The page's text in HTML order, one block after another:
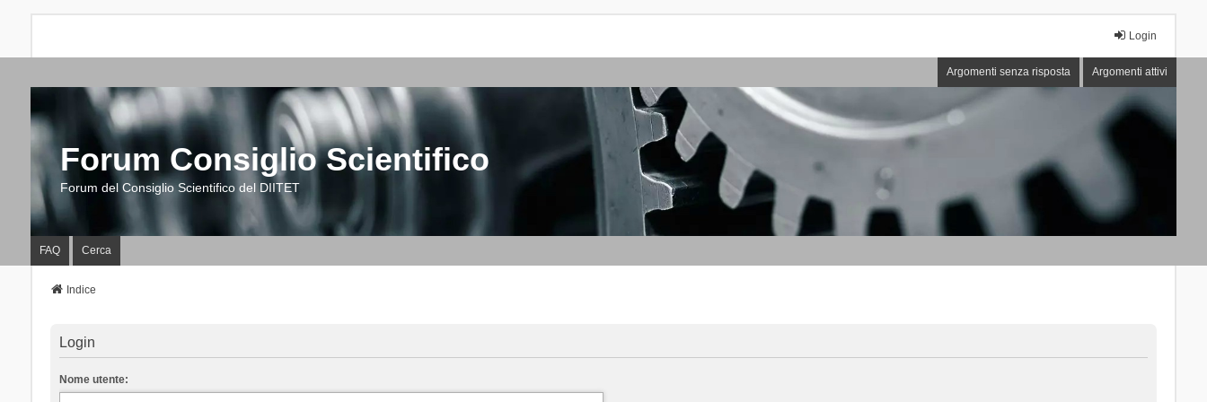
Login
Argomenti senza risposta Argomenti attivi
Forum Consiglio Scientifico
Forum del Consiglio Scientifico del DIITET
FAQ Cerca
Indice
Login
Nome utente: